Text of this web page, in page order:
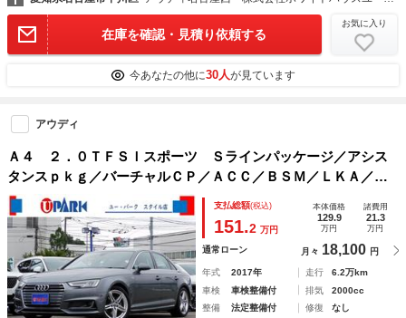
在庫を確認・見積り依頼する
お気に入り
今あなたの他に30人が見ています
アウディ
Ａ４ ２．０ＴＦＳＩスポーツ Ｓラインパッケージ／アシス
タンスｐｋｇ／バーチャルＣＰ／ＡＣＣ／ＢＳＭ／ＬＫＡ／渋
滞アシスト／Ａｕｄｉプレセンス／ＭＭＩナビ／全周囲カメラ
／ＤＴＶ／ＣａｒＰｌａｙ／パドルシフト／ヒーター付Ｐシー
ト／
支払総額(税込)
151.2 万円
本体価格
129.9
万円
諸費用
21.3
万円
通常ローン 月々 18,100 円
年式 2017年 走行
6.2万km
車検
車検整備付 排気
2000cc
整備
法定整備付 修復
なし